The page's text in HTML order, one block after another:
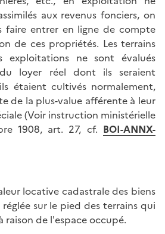
aux revenus fonciers, on
faire entrer en ligne de compte
de ces propriétés. Les terrains
exploitations ne sont évalués
loyer réel dont ils seraient
étaient cultivés normalement,
de la plus-value afférente à leur
(Voir instruction ministérielle
1908, art. 27, cf. BOI-ANNX-
locative cadastrale des biens
sur le pied des terrains qui
raison de l'espace occupé.